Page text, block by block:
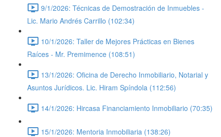
9/1/2026: Técnicas de Demostración de Inmuebles -
Lic. Mario Andrés Carrillo (102:34)
10/1/2026: Taller de Mejores Prácticas en Bienes
Raíces - Mr. Premimence (108:51)
13/1/2026: Oficina de Derecho Inmobiliario, Notarial y
Asuntos Jurídicos. Lic. Hiram Spíndola (112:56)
14/1/2026: Hircasa Financiamiento Inmobiliario (70:35)
15/1/2026: Mentoria Inmobiliaria (138:26)